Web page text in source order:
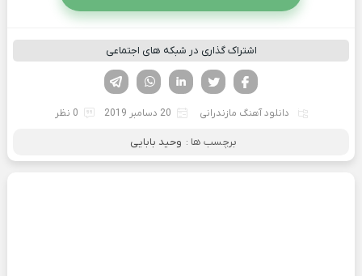
اشتراک گذاری در شبکه های اجتماعی
لینکدین تویتر
فیسوک
دانلود آهنگ مازندرانی 20 دسامبر 2019 0 نظر
برچسب ها : وحید بابایی